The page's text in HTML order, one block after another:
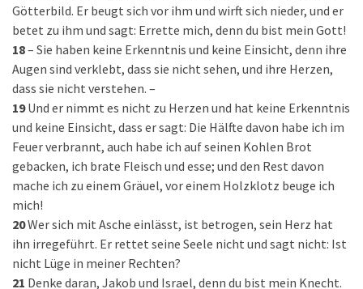
Götterbild. Er beugt sich vor ihm und wirft sich nieder, und er
betet zu ihm und sagt: Errette mich, denn du bist mein Gott!
18– Sie haben keine Erkenntnis und keine Einsicht, denn ihre
Augen sind verklebt, dass sie nicht sehen, und ihre Herzen,
dass sie nicht verstehen. –
19 Und er nimmt es nicht zu Herzen und hat keine Erkenntnis
und keine Einsicht, dass er sagt: Die Hälfte davon habe ich im
Feuer verbrannt, auch habe ich auf seinen Kohlen Brot
gebacken, ich brate Fleisch und esse; und den Rest davon
mache ich zu einem Gräuel, vor einem Holzklotz beuge ich
mich!
20Wer sich mit Asche einlässt, ist betrogen, sein Herz hat
ihn irregeführt. Er rettet seine Seele nicht und sagt nicht: Ist
nicht Lüge in meiner Rechten?
21 Denke daran, Jakob und Israel, denn du bist mein Knecht.